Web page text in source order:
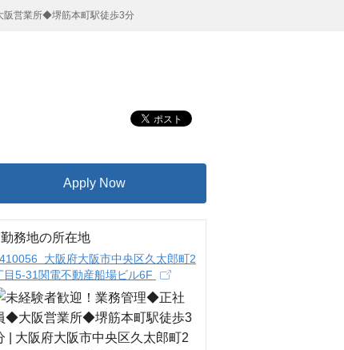
営業所◆堺筋本町駅徒歩3分
Apply Now
勤務地の所在地
大阪府大阪市中央区久太郎町2
目5-31関電不動産船場ビル6F